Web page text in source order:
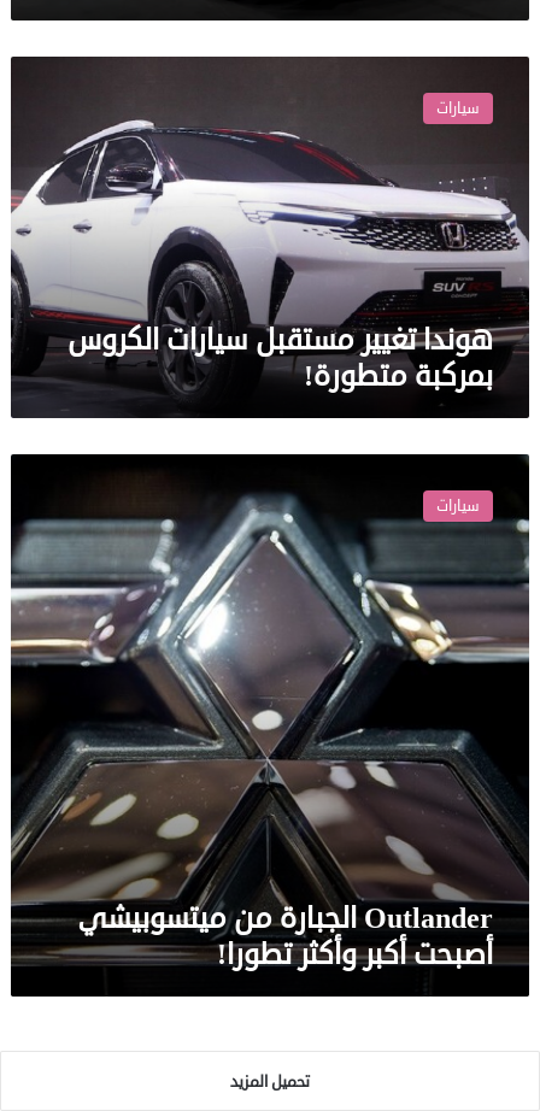
مستقبل
بمركبة
متطورة!
سيارات
هوندا تغيير مستقبل سيارات الكروس
بمركبة متطورة!
Outlander
الجبارة
من
ميتسوبيشي
أصبحت
أكبر
وأكثر
تطورا!
سيارات
Outlander الجبارة من ميتسوبيشي
أصبحت أكبر وأكثر تطورا!
تحميل المزيد